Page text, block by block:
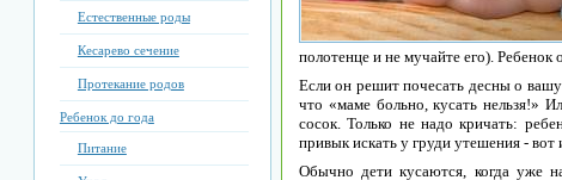
Естественные роды
Кесарево сечение
Протекание родов
Ребенок до года
Питание
полотенце и не мучайте его).
Если он решит почесать десны о вашу
что «маме больно, кусать нельзя!»
сосок. Только не надо кричать:
привык искать у груди утешения -
Обычно дети кусаются, когда уже